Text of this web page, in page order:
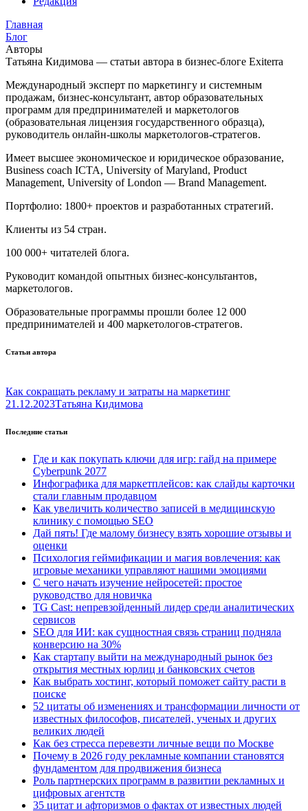
Главная
Блог
Авторы
Татьяна Кидимова — статьи автора в бизнес-блоге Exiterra
Международный эксперт по маркетингу и системным
продажам, бизнес-консультант, автор образовательных
программ для предпринимателей и маркетологов
(образовательная лицензия государственного образца),
руководитель онлайн-школы маркетологов-стратегов.
Имеет высшее экономическое и юридическое образование,
Business coach ICTA, University of Maryland, Product
Management, University of London — Brand Management.
Портфолио: 1800+ проектов и разработанных стратегий.
Клиенты из 54 стран.
100 000+ читателей блога.
Руководит командой опытных бизнес-консультантов,
маркетологов.
Образовательные программы прошли более 12 000
предпринимателей и 400 маркетологов-стратегов.
Статьи автора
Как сокращать рекламу и затраты на маркетинг
21.12.2023Татьяна Кидимова
Последние статьи
Где и как покупать ключи для игр: гайд на примере
Cyberpunk 2077
Инфографика для маркетплейсов: как слайды карточки
стали главным продавцом
Как увеличить количество записей в медицинскую
клинику с помощью SEO
Дай пять! Где малому бизнесу взять хорошие отзывы и
оценки
Психология геймификации и магия вовлечения: как
игровые механики управляют нашими эмоциями
С чего начать изучение нейросетей: простое
руководство для новичка
TG Cast: непревзойденный лидер среди аналитических
сервисов
SEO для ИИ: как сущностная связь страниц подняла
конверсию на 30%
Как стартапу выйти на международный рынок без
открытия местных юрлиц и банковских счетов
Как выбрать хостинг, который поможет сайту расти в
поиске
52 цитаты об изменениях и трансформации личности от
известных философов, писателей, ученых и других
великих людей
Как без стресса перевезти личные вещи по Москве
Почему в 2026 году рекламные компании становятся
фундаментом для продвижения бизнеса
Роль партнерских программ в развитии рекламных и
цифровых агентств
35 цитат и афторизмов о фактах от известных людей